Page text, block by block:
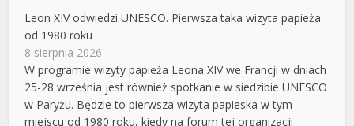
Leon XIV odwiedzi UNESCO. Pierwsza taka wizyta papieża
od 1980 roku
8 sierpnia 2026
W programie wizyty papieża Leona XIV we Francji w dniach
25-28 września jest również spotkanie w siedzibie UNESCO
w Paryżu. Będzie to pierwsza wizyta papieska w tym
miejscu od 1980 roku, kiedy na forum tej organizacji